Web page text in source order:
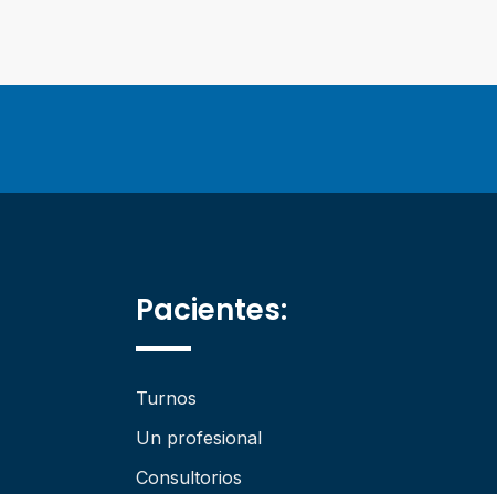
Pacientes:
Turnos
Un profesional
Consultorios